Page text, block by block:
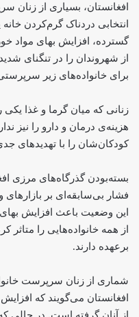
افغانستان، بسیاری از زنان
انتخابی دردناک گرم‌کردن
گسترده، افزایش بهای مواد
از شهروندان را در تنگنای
برای خانواده‌های زیر
زنانی که میان گرما و غذا یکی
هزینه‌ی درمان و دارو را نیز
کودکان‌شان را با تهدیدهای
بسته‌بودن گذرگاه‌های مرزی
فشار بی‌سابقه‌ای بر بازارهای
این وضعیت باعث افزایش
از همه خانواده‌هایی را
برعهده دارند.
شماری از زنان سرپرست
افغانستان می‌گویند که افزایش